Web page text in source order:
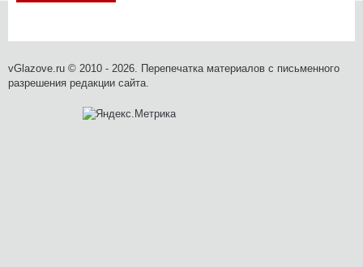
vGlazove.ru © 2010 - 2026. Перепечатка материалов с письменного
разрешения редакции сайта.